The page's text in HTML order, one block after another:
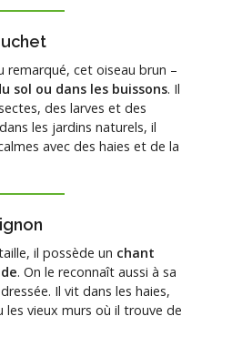
remarqué, cet oiseau brun –
sol ou dans les buissons. Il
des larves et des
les jardins naturels, il
avec des haies et de la
il possède un chant
. On le reconnaît aussi à sa
Il vit dans les haies,
les vieux murs où il trouve de